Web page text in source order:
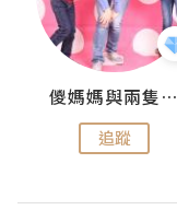
儍媽媽與兩隻小魔怪之家
追蹤